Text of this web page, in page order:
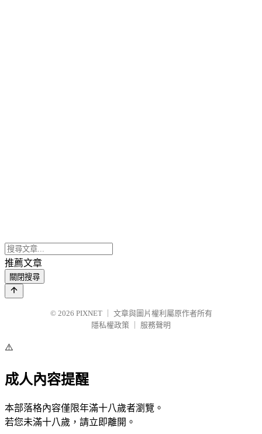
推薦文章
關閉搜尋
© 2026 PIXNET
文章與圖片權利屬原作者所有
隱私權政策
服務聲明
⚠️
成人內容提醒
本部落格內容僅限年滿十八歲者瀏覽。
若您未滿十八歲，請立即離開。